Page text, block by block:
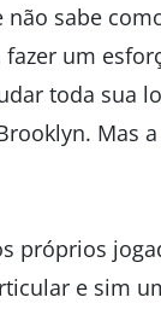
sabe
um
toda sua
Mas
próprios
e sim